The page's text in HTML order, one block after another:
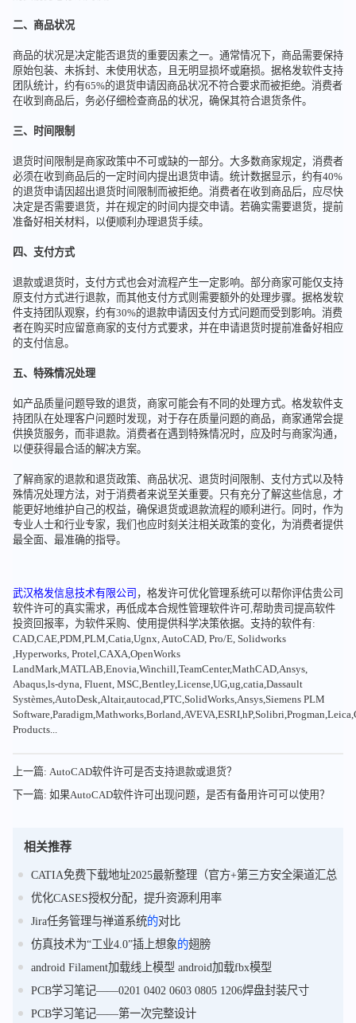
二、商品状况
商品的状况是决定能否退货的重要因素之一。通常情况下，商品需要保持
原始包装、未拆封、未使用状态，且无明显损坏或磨损。据格发软件支持
团队统计，约有65%的退货申请因商品状况不符合要求而被拒绝。消费者
在收到商品后，务必仔细检查商品的状况，确保其符合退货条件。
三、时间限制
退货时间限制是商家政策中不可或缺的一部分。大多数商家规定，消费者
必须在收到商品后的一定时间内提出退货申请。统计数据显示，约有40%
的退货申请因超出退货时间限制而被拒绝。消费者在收到商品后，应尽快
决定是否需要退货，并在规定的时间内提交申请。若确实需要退货，提前
准备好相关材料，以便顺利办理退货手续。
四、支付方式
退款或退货时，支付方式也会对流程产生一定影响。部分商家可能仅支持
原支付方式进行退款，而其他支付方式则需要额外的处理步骤。据格发软
件支持团队观察，约有30%的退款申请因支付方式问题而受到影响。消费
者在购买时应留意商家的支付方式要求，并在申请退货时提前准备好相应
的支付信息。
五、特殊情况处理
如产品质量问题导致的退货，商家可能会有不同的处理方式。格发软件支
持团队在处理客户问题时发现，对于存在质量问题的商品，商家通常会提
供换货服务，而非退款。消费者在遇到特殊情况时，应及时与商家沟通，
以便获得最合适的解决方案。
了解商家的退款和退货政策、商品状况、退货时间限制、支付方式以及特
殊情况处理方法，对于消费者来说至关重要。只有充分了解这些信息，才
能更好地维护自己的权益，确保退货或退款流程的顺利进行。同时，作为
专业人士和行业专家，我们也应时刻关注相关政策的变化，为消费者提供
最全面、最准确的指导。
武汉格发信息技术有限公司 ，格发许可优化管理系统可以帮你评估贵公司
软件许可的真实需求，再低成本合规性管理软件许可,帮助贵司提高软件
投资回报率，为软件采购、使用提供科学决策依据。支持的软件有:
CAD,CAE,PDM,PLM,Catia,Ugnx, AutoCAD, Pro/E, Solidworks
,Hyperworks, Protel,CAXA,OpenWorks
LandMark,MATLAB,Enovia,Winchill,TeamCenter,MathCAD,Ansys,
Abaqus,ls-dyna, Fluent, MSC,Bentley,License,UG,ug,catia,Dassault
Systèmes,AutoDesk,Altair,autocad,PTC,SolidWorks,Ansys,Siemens PLM
Products...
上一篇: AutoCAD软件许可是否支持退款或退货？
下一篇: 如果AutoCAD软件许可出现问题，是否有备用许可可以使用？
相关推荐
CATIA免费下载地址2025最新整理（官方+第三方安全渠道汇总）
优化CASES授权分配，提升资源利用率
Jira任务管理与禅道系统的对比
仿真技术为“工业4.0”插上想象的翅膀
android Filament加载线上模型 android加载fbx模型
PCB学习笔记——0201 0402 0603 0805 1206焊盘封装尺寸
PCB学习笔记——第一次完整设计